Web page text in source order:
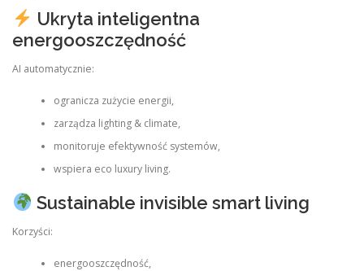
Ukryta inteligentna
energooszczędność
AI automatycznie:
ogranicza zużycie energii,
zarządza lighting & climate,
monitoruje efektywność systemów,
wspiera eco luxury living.
Sustainable invisible smart living
Korzyści:
energooszczędność,